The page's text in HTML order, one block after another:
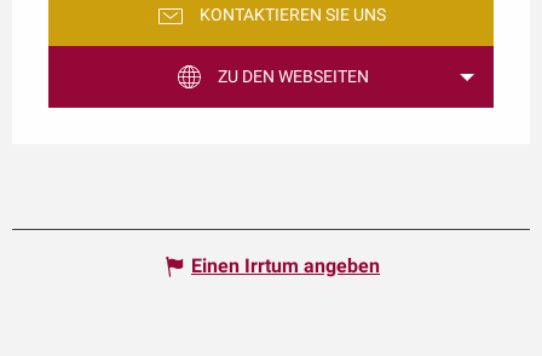
KONTAKTIEREN SIE UNS
ZU DEN WEBSEITEN
Einen Irrtum angeben